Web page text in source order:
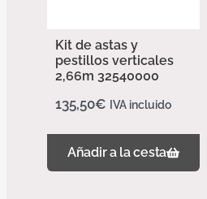
Kit de astas y
pestillos verticales
2,66m 32540000
135,50€ IVA incluido
Añadir a la cesta